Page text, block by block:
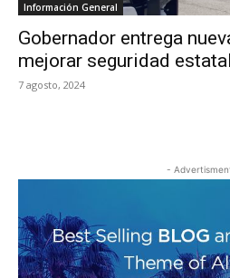
Información General
Gobernador entrega
mejorar seguridad estatal
7 agosto, 2024
-